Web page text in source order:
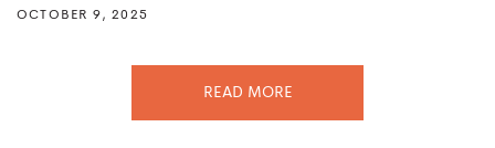
OCTOBER 9, 2025
READ MORE